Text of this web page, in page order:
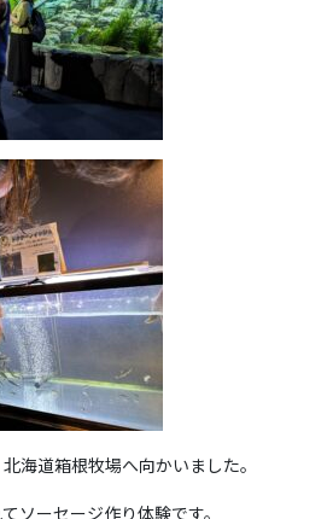
海道箱根牧場へ向かいました。
ソーセージ作り体験です。